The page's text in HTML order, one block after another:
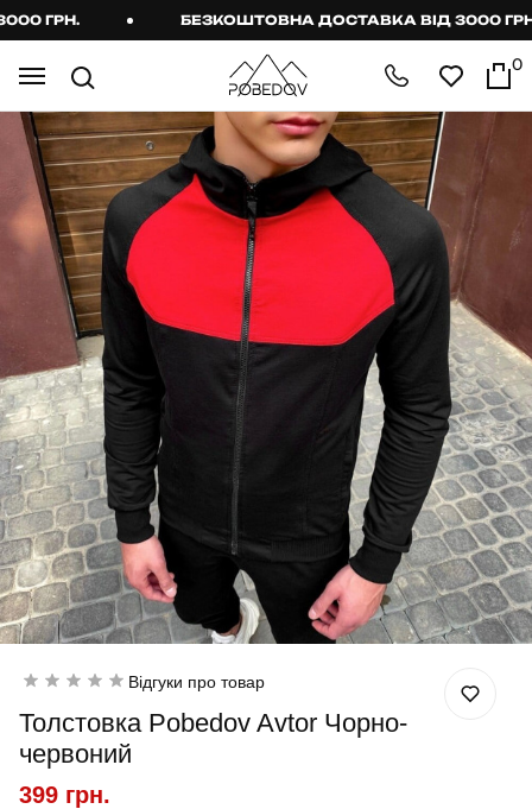
ГРН. БЕЗКОШТОВНА ДОСТАВКА ВІД 3000 ГРН.
0
Відгуки про товар
Толстовка Pobedov Avtor Чорно-
червоний
399 грн.